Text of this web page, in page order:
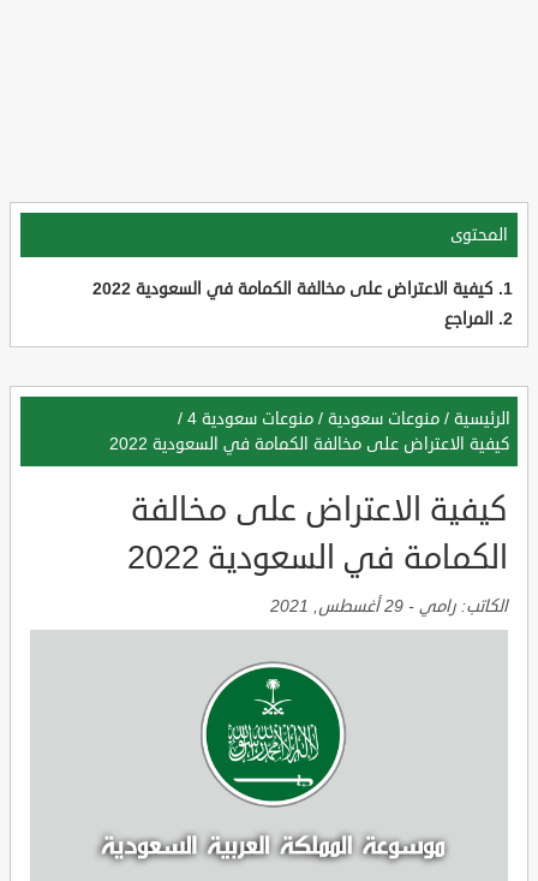
المحتوى
كيفية الاعتراض على مخالفة الكمامة في السعودية 2022
المراجع
الرئيسية / منوعات سعودية / منوعات سعودية 4
/
كيفية الاعتراض على مخالفة الكمامة في السعودية 2022
كيفية الاعتراض على مخالفة
الكمامة في السعودية 2022
الكاتب: رامي - 29 أغسطس, 2021